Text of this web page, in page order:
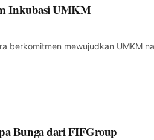
Inkubasi UMKM
berkomitmen mewujudkan UMKM
Bunga dari FIFGroup